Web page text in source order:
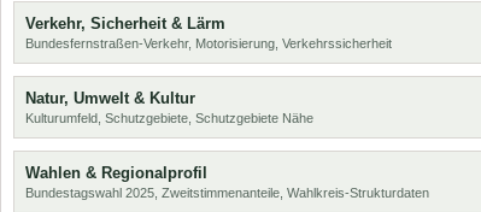
Verkehr, Sicherheit & Lärm
Bundesfernstraßen-Verkehr, Motorisierung, Verkehrssicherheit
Natur, Umwelt & Kultur
Kulturumfeld, Schutzgebiete, Schutzgebiete Nähe
Wahlen & Regionalprofil
Bundestagswahl 2025, Zweitstimmenanteile, Wahlkreis-Strukturdaten